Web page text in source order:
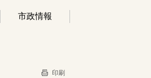
市政情報
印刷